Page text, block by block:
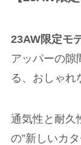
23AW限定モ
アッパーの隙
る、おしゃれ
通気性と耐久
の”新しいカタ